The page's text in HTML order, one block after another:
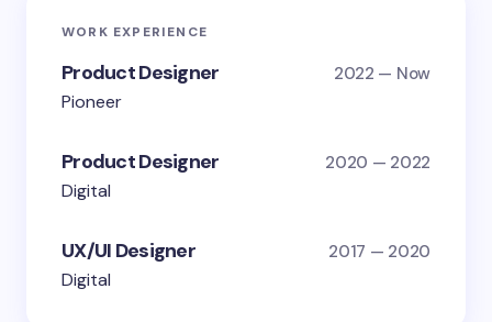
WORK EXPERIENCE
Product Designer 2022 — Now
Pioneer
Product Designer 2020 — 2022
Digital
UX/UI Designer 2017 — 2020
Digital